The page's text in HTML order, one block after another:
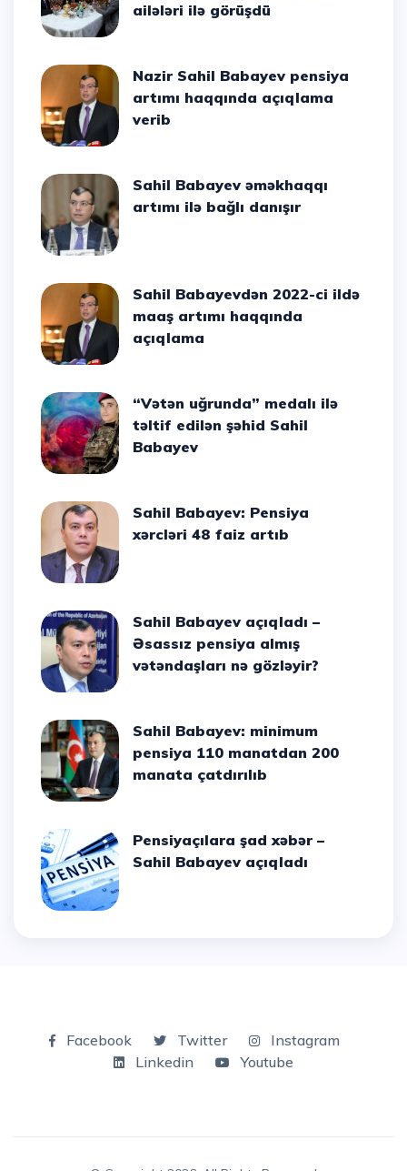
ailələri ilə görüşdü
Nazir Sahil Babayev pensiya
artımı haqqında açıqlama
verib
Sahil Babayev əməkhaqqı
artımı ilə bağlı danışır
Sahil Babayevdən 2022-ci ildə
maaş artımı haqqında
açıqlama
“Vətən uğrunda” medalı ilə
təltif edilən şəhid Sahil
Babayev
Sahil Babayev: Pensiya
xərcləri 48 faiz artıb
Sahil Babayev açıqladı –
Əsassız pensiya almış
vətəndaşları nə gözləyir?
Sahil Babayev: minimum
pensiya 110 manatdan 200
manata çatdırılıb
Pensiyaçılara şad xəbər –
Sahil Babayev açıqladı
Facebook Twitter
Instagram
Linkedin
Youtube